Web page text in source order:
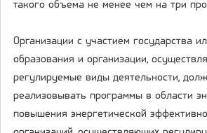
такого объема не менее чем на три
Организации с участием государства
образования и организации,
регулируемые виды деятельности,
реализовывать программы в области
повышения энергетической